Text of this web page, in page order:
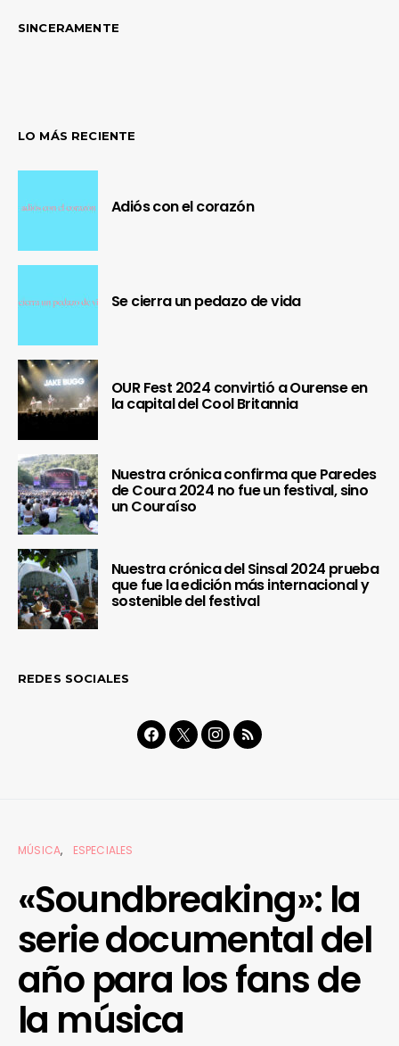
SINCERAMENTE
LO MÁS RECIENTE
Adiós con el corazón
Se cierra un pedazo de vida
OUR Fest 2024 convirtió a Ourense en
la capital del Cool Britannia
Nuestra crónica confirma que Paredes
de Coura 2024 no fue un festival, sino
un Couraíso
Nuestra crónica del Sinsal 2024 prueba
que fue la edición más internacional y
sostenible del festival
REDES SOCIALES
MÚSICA ESPECIALES
«Soundbreaking»: la
serie documental del
año para los fans de
la música